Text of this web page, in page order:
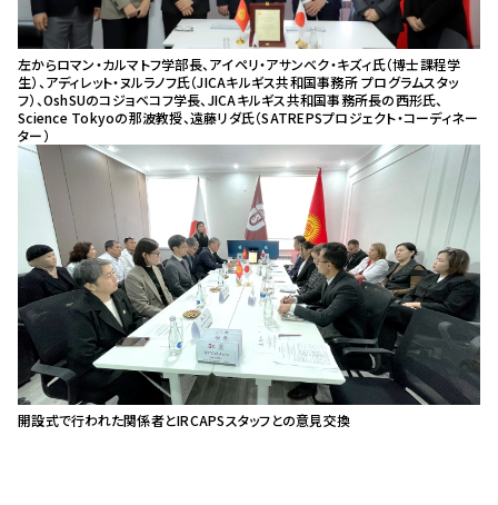
左からロマン・カルマトフ学部長、アイペリ・アサンベク・キズィ氏（博士課程学
生）、アディレット・ヌルラノフ氏（JICAキルギス共和国事務所 プログラムスタッ
フ）、OshSUのコジョベコフ学長、JICAキルギス共和国事務所長の西形氏、
Science Tokyoの那波教授、遠藤リダ氏（SATREPSプロジェクト・コーディネー
ター）
開設式で行われた関係者とIRCAPSスタッフとの意見交換